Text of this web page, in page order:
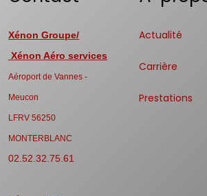
Xénon Groupe/
Xénon Aéro services
Aéroport de Vannes -
Meucon
LFRV 56250
MONTERBLANC
02.52.32.75.61
Actualité
Carrière
Prestations